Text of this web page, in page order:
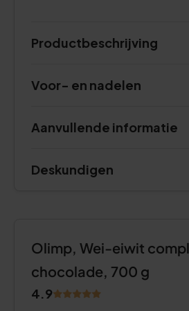
Productbeschrijving
Voor- en nadelen
Aanvullende informatie
Deskundigen
Olimp, Wei-eiwit
chocolade, 700 g
4.9